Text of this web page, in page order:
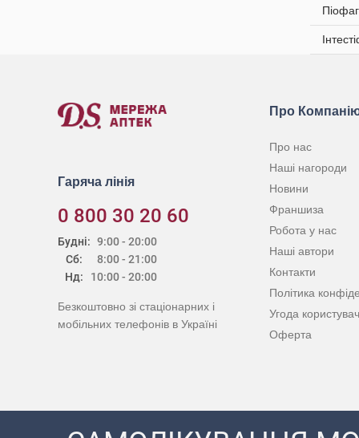
Гаряча лінія
0 800 30 20 60
Будні:
Сб:
Нд:
9:00 - 20:00
8:00 - 21:00
10:00 - 20:00
Безкоштовно зі стаціонарних і
мобільних телефонів в Україні
Про
Про нас
Наші нагороди
Новини
Франшиза
Робота у нас
Наші автори
Контакти
Політика
Угода
Оферта